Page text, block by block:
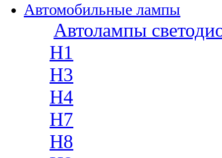
Автомобильные лампы
Автолампы
H1
H3
H4
H7
H8